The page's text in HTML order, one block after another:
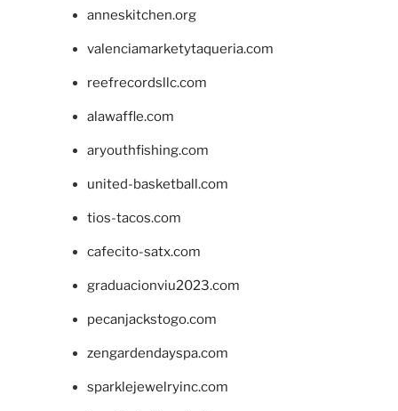
anneskitchen.org
valenciamarketytaqueria.com
reefrecordsllc.com
alawaffle.com
aryouthfishing.com
united-basketball.com
tios-tacos.com
cafecito-satx.com
graduacionviu2023.com
pecanjackstogo.com
zengardendayspa.com
sparklejewelryinc.com